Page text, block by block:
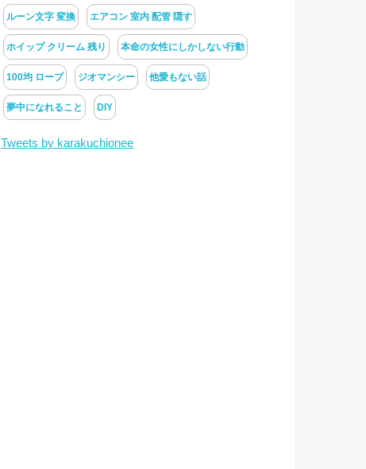
ルーン文字 変換 エアコン 室内 配管 隠す
ホイップ クリーム 残り 本命の女性にしかしない行動
100均 ロープ ジオマンシー 他愛もない話
夢中になれること DIY
Tweets by karakuchionee